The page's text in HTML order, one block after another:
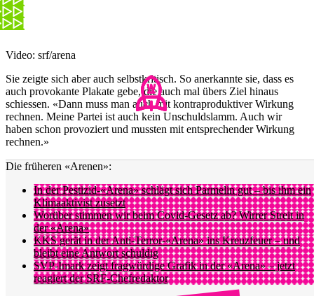
Video: srf/arena
Sie zeigte sich aber auch selbstkritisch. So anerkannte sie, dass es
auch provokante Plakate gebe, die auch mal übers Ziel hinaus
schiessen. «Dann muss man auch mit kontraproduktiver Wirkung
rechnen. Meine Partei ist auch kein Unschuldslamm. Auch wir
haben schon provoziert und mussten mit entsprechender Wirkung
rechnen.»
Die früheren «Arenen»:
In der Pestizid-«Arena» schlägt sich Parmelin gut – bis ihm ein
Klimaaktivist zusetzt
Worüber stimmen wir beim Covid-Gesetz ab? Wirrer Streit in
der «Arena»
KKS gerät in der Anti-Terror-«Arena» ins Kreuzfeuer – und
bleibt eine Antwort schuldig
SVP-Imark zeigt fragwürdige Grafik in der «Arena» – jetzt
reagiert der SRF-Chefredaktor